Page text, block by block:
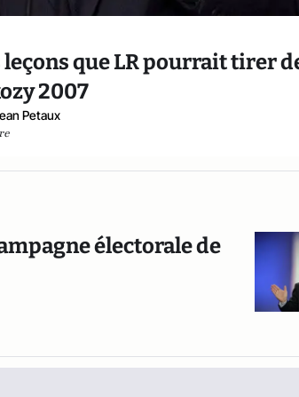
que LR pourrait tirer
2007
Petaux
électorale de